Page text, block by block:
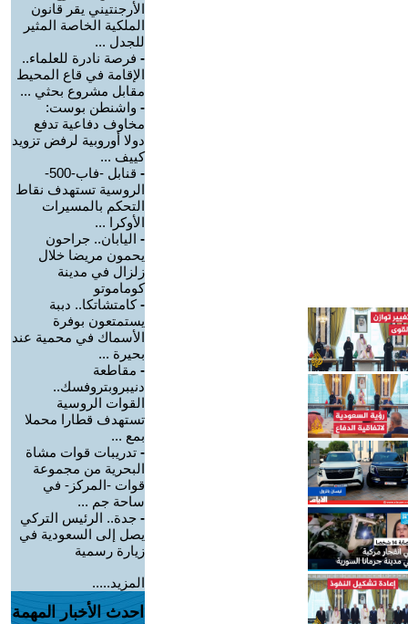
الأرجنتيني يقر قانون
الملكية الخاصة المثير
للجدل ...
- فرصة نادرة للعلماء..
الإقامة في قاع المحيط
مقابل مشروع بحثي ...
- واشنطن بوست:
مخاوف دفاعية تدفع
دولا أوروبية لرفض تزويد
كييف ...
-
قنابل -فاب-500-
الروسية تستهدف نقاط
التحكم بالمسيرات
الأوكرا ...
- اليابان.. جراحون
يحمون مريضا خلال
زلزال في مدينة
كوماموتو
-كامتشاتكا.. دببة
يستمتعون بوفرة
الأسماك في محمية عند
بحيرة ...
- مقاطعة
دنيبروبتروفسك..
القوات الروسية
تستهدف قطارا محملا
بمع ...
- تدريبات قوات مشاة
البحرية من مجموعة
قوات -المركز- في
ساحة جم ...
- جدة.. الرئيس التركي
يصل إلى السعودية في
زيارة رسمية
المزيد.....
احدث الأخبار المهمة